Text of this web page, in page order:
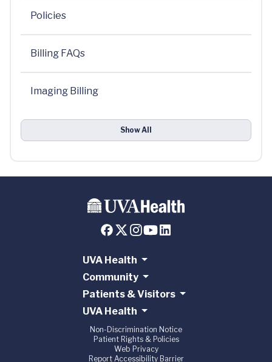
Policies
Billing FAQs
Imaging Billing
Show All
UVA Health
Community
Patients & Visitors
UVA Health
Non-Discrimination Notice
Patient Rights & Policies
Web Privacy
Report Accessibility Barrier